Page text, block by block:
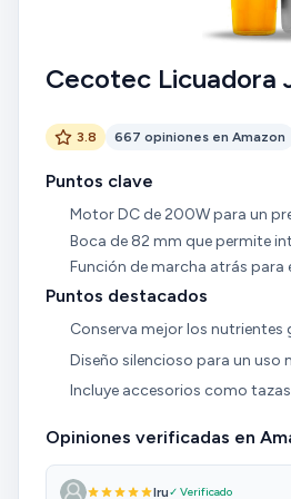
Cecotec Licuadora
3.8 667 opiniones en Amazon
Puntos clave
Motor DC de 200W para un
Boca de 82 mm que permite
Función de marcha atrás para
Puntos destacados
Conserva mejor los nutrientes
Diseño silencioso para un uso
Incluye accesorios como
Opiniones verificadas en
Iru✓ Verificado